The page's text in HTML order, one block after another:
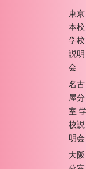
東京
本校
学校
説明
会
名古
屋分
室
校説
明会
大阪